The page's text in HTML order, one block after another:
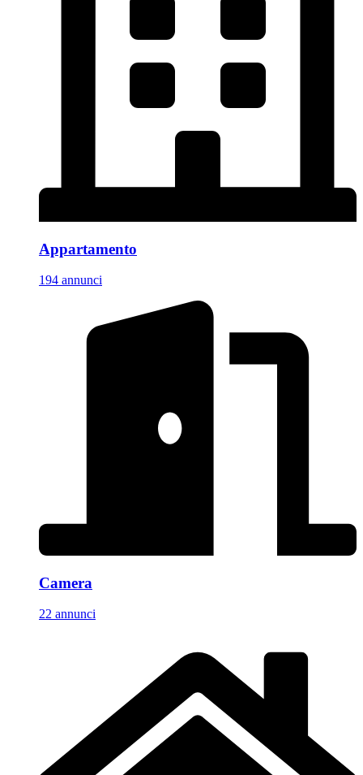
Appartamento
194 annunci
Camera
22 annunci